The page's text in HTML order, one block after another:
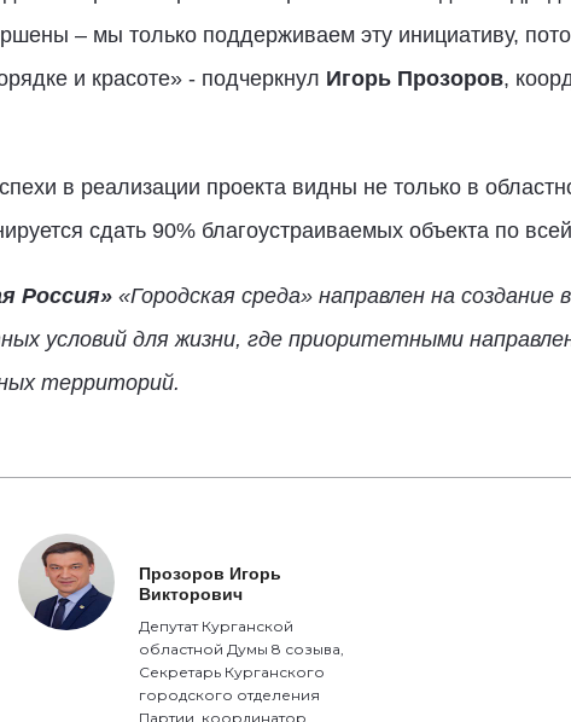
– мы только поддерживаем эту инициативу,
и красоте» - подчеркнул Игорь Прозоров,
в реализации проекта видны не только в
сдать 90% благоустраиваемых объекта по
Россия»«Городская среда» направлен на создание
условий для жизни, где приоритетными
территорий.
Прозоров Игорь
Викторович
Депутат Курганской
областной Думы 8 созыва,
Секретарь Курганского
городского отделения
Партии, координатор